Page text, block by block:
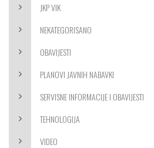
JKP VIK
NEKATEGORISANO
OBAVIJESTI
PLANOVI JAVNIH NABAVKI
SERVISNE INFORMACIJE I OBAVIJESTI
TEHNOLOGIJA
VIDEO